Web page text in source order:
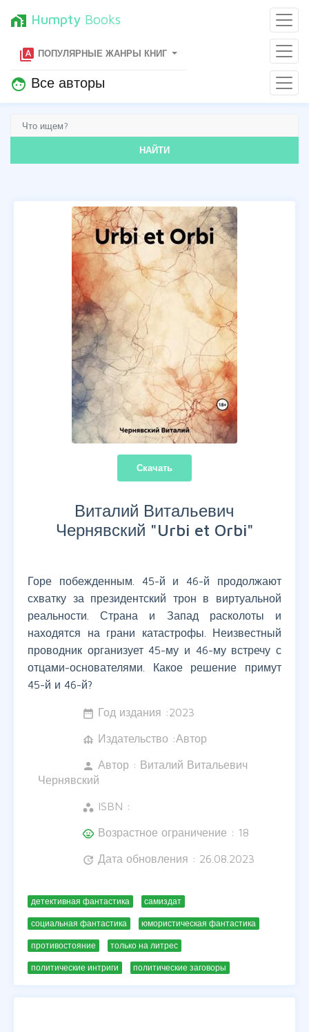
home_work Humpty Books
type_specimen ПОПУЛЯРНЫЕ ЖАНРЫ КНИГ
face Все авторы
НАЙТИ
Скачать
Виталий Витальевич
Чернявский "Urbi et Orbi"
Горе побежденным. 45-й и 46-й продолжают
схватку за президентский трон в виртуальной
реальности. Страна и Запад расколоты и
находятся на грани катастрофы. Неизвестный
проводник организует 45-му и 46-му встречу с
отцами-основателями. Какое решение примут
45-й и 46-й?
date_range Год издания :2023
foundation Издательство :Автор
person Автор : Виталий Витальевич
Чернявский
workspaces ISBN :
child_care Возрастное ограничение : 18
update Дата обновления : 26.08.2023
детективная фантастика самиздат
социальная фантастика юмористическая фантастика
противостояние только на литрес
политические интриги политические заговоры